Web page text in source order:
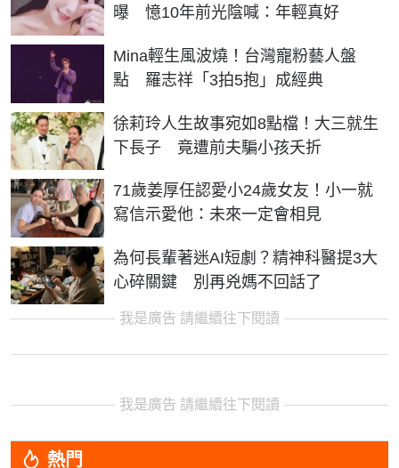
曝 憶10年前光陰喊：年輕真好
Mina輕生風波燒！台灣寵粉藝人盤
點 羅志祥「3拍5抱」成經典
徐莉玲人生故事宛如8點檔！大三就生
下長子 竟遭前夫騙小孩夭折
71歲姜厚任認愛小24歲女友！小一就
寫信示愛他：未來一定會相見
為何長輩著迷AI短劇？精神科醫提3大
心碎關鍵 別再兇媽不回話了
我是廣告 請繼續往下閱讀
我是廣告 請繼續往下閱讀
熱門